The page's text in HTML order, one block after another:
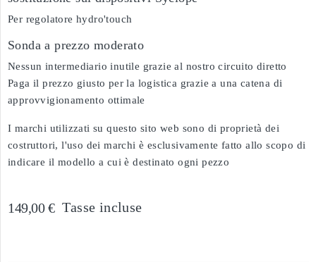
Per regolatore hydro'touch
Sonda a prezzo moderato
Nessun intermediario inutile grazie al nostro circuito diretto
Paga il prezzo giusto per la logistica grazie a una catena di
approvvigionamento ottimale
I marchi utilizzati su questo sito web sono di proprietà dei
costruttori, l'uso dei marchi è esclusivamente fatto allo scopo di
indicare il modello a cui è destinato ogni pezzo
149,00 € Tasse incluse